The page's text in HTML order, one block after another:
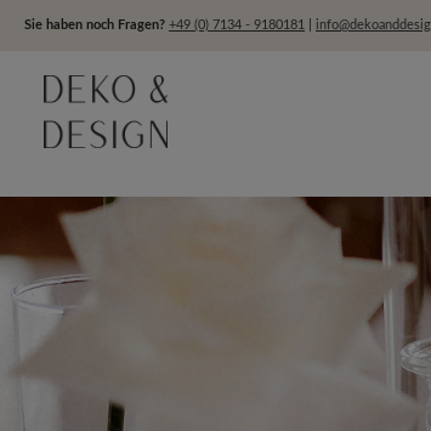
Hauptinhalt springen
Zur Hauptnavigation springen
Sie haben noch Fragen? +49 (0) 7134 - 9180181